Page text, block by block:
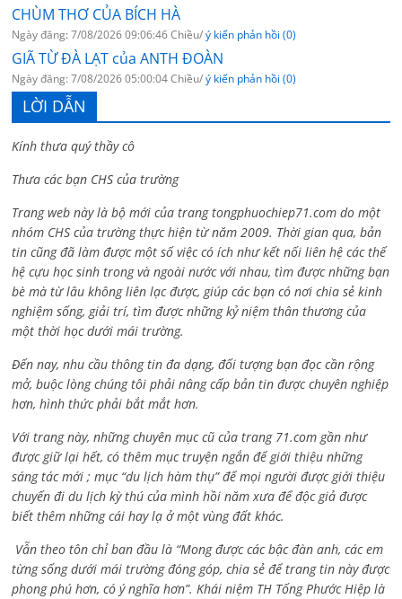
CHÙM THƠ CỦA BÍCH HÀ
Ngày đăng: 7/08/2026 09:06:46 Chiều/ý kiến phản hồi (0)
GIÃ TỪ ĐÀ LẠT của ANTH ĐOÀN
Ngày đăng: 7/08/2026 05:00:04 Chiều/ý kiến phản hồi (0)
LỜI DẪN
Kính thưa quý thầy cô
Thưa các bạn CHS của trường
Trang web này là bộ mới của trang tongphuochiep71.com do một
nhóm CHS của trường thực hiện từ năm 2009. Thời gian qua, bản
tin cũng đã làm được một số việc có ích như kết nối liên hệ các thế
hệ cựu học sinh trong và ngoài nước với nhau, tìm được những bạn
bè mà từ lâu không liên lạc được, giúp các bạn có nơi chia sẻ kinh
nghiệm sống, giải trí, tìm được những kỷ niệm thân thương của
một thời học dưới mái trường.
Đến nay, nhu cầu thông tin đa dạng, đối tượng bạn đọc cần rộng
mở, buộc lòng chúng tôi phải nâng cấp bản tin được chuyên nghiệp
hơn, hình thức phải bắt mắt hơn.
Với trang này, những chuyên mục cũ của trang 71.com gần như
được giữ lại hết, có thêm mục truyện ngắn để giới thiệu những
sáng tác mới ; mục “du lịch hàm thụ” để mọi người được giới thiệu
chuyến đi du lịch kỳ thú của mình hồi năm xưa để độc giả được
biết thêm những cái hay lạ ở một vùng đất khác.
Vẫn theo tôn chỉ ban đầu là “Mong được các bậc đàn anh, các em
từng sống dưới mái trường đóng góp, chia sẻ để trang tin này được
phong phú hơn, có ý nghĩa hơn”. Khái niệm TH Tống Phước Hiệp là